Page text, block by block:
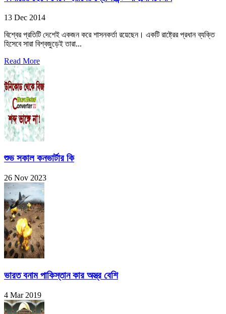
13 Dec 2014
বিশ্বের প্রতিটি দেশেই একজন করে শাসনকর্তা রয়েছেন। একটি রাষ্ট্রের প্রধান ব্যক্তি
হিসেবে সারা বিশ্বজুড়েই তারা...
Read More
শুভ সকাল কনভার্টার কি
26 Nov 2023
ভারত বনাম পাকিস্তান কার অস্ত্র বেশি
4 Mar 2019